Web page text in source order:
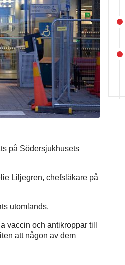
på Södersjukhusets
Liljegren, chefsläkare på
utomlands.
vaccin och antikroppar till
att någon av dem